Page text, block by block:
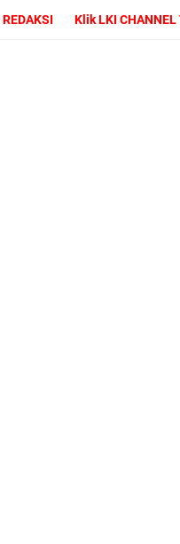
REDAKSI Klik LKI CHANNEL